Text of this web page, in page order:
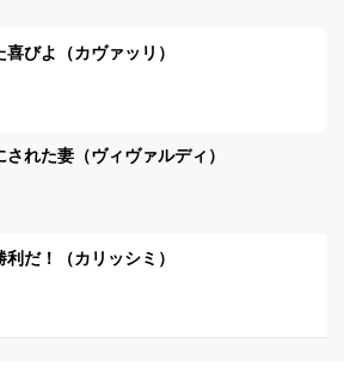
びよ（カヴァッリ）
れた妻（ヴィヴァルディ）
利だ！（カリッシミ）